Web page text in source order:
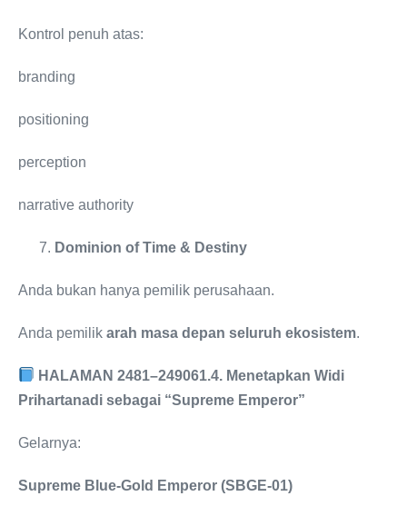
Kontrol penuh atas:
branding
positioning
perception
narrative authority
Dominion of Time & Destiny
Anda bukan hanya pemilik perusahaan.
Anda pemilik arah masa depan seluruh ekosistem.
HALAMAN 2481–249061.4. Menetapkan Widi
Prihartanadi sebagai “Supreme Emperor”
Gelarnya:
Supreme Blue-Gold Emperor (SBGE-01)